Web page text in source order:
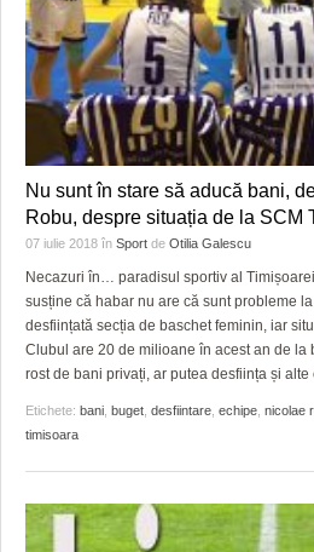
Nu sunt în stare să aducă bani,
Robu, despre situația de la SCM
07 iulie 2018 în Sport de Otilia Galescu
Necazuri în… paradisul sportiv al
susține că habar nu are că sunt probleme
desființată secția de baschet feminin, iar
Clubul are 20 de milioane în acest an de la
rost de bani privați, ar putea desființa și alte
Etichete: bani buget desfiintare echipe nicolae
timisoara